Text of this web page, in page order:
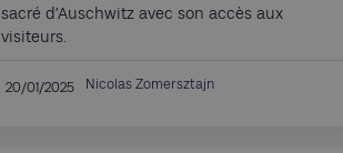
sacré d’Auschwitz avec son accès aux
visiteurs.
20/01/2025 Nicolas Zomersztajn